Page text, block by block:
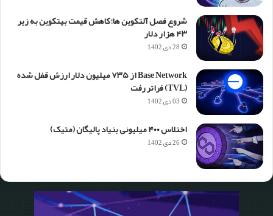
شروع فصل آلتکوین ها؛ کاهش قیمت بیتکوین به زیر
۴۳ هزار دلار
28 دی 1402
Base Network از ۷۳۵ میلیون دلار ارزش قفل شده
(TVL) فراتر رفت
03 دی 1402
اختلاس ۴۰۰ میلیونی بنیاد پالیگان (متیک)
26 دی 1402